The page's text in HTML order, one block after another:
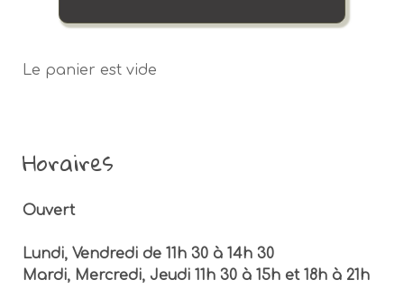
Le panier est vide
Horaires
Ouvert
Lundi, Vendredi de 11h 30 à 14h 30
Mardi, Mercredi, Jeudi 11h 30 à 15h et 18h à 21h